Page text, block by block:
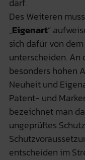
darf.
Des Weiteren
„Eigenart“
sich dafür von
unterscheiden. An
besonders hohen
Neuheit und
Patent- und
bezeichnet man
ungeprüftes
entscheiden im